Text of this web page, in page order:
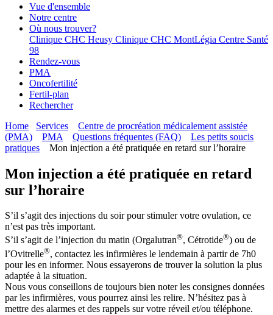
Vue d'ensemble
Notre centre
Où nous trouver?
Clinique CHC Heusy Clinique CHC MontLégia Centre Santé
98
Rendez-vous
PMA
Oncofertilité
Fertil-plan
Rechercher
Home
Services
Centre de procréation médicalement assistée
(PMA)
PMA Questions fréquentes (FAQ)
Les petits soucis
pratiques
Mon injection a été pratiquée en retard sur l’horaire
Mon injection a été pratiquée en retard
sur l’horaire
S’il s’agit des injections du soir pour stimuler votre ovulation, ce
n’est pas très important.
S’il s’agit de l’injection du matin (Orgalutran®, Cétrotide®) ou de
l’Ovitrelle®, contactez les infirmières le lendemain à partir de 7h0
pour les en informer. Nous essayerons de trouver la solution la plus
adaptée à la situation.
Nous vous conseillons de toujours bien noter les consignes données
par les infirmières, vous pourrez ainsi les relire. N’hésitez pas à
mettre des alarmes et des rappels sur votre réveil et/ou téléphone.